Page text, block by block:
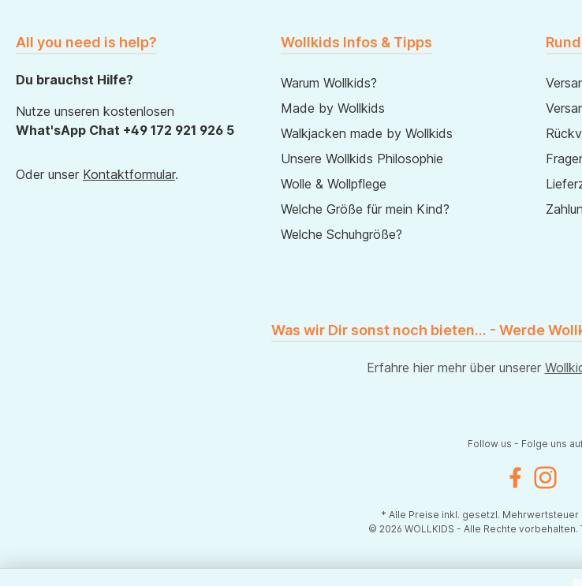
All you need is help?
Du brauchst Hilfe?
Nutze unseren kostenlosen
What'sApp Chat +49 172 921 926 5
Oder unser Kontaktformular.
Wollkids Infos & Tipps
Warum Wollkids?
Made by Wollkids
Walkjacken made by Wollkids
Unsere Wollkids Philosophie
Wolle & Wollpflege
Welche Größe für mein Kind?
Welche Schuhgröße?
Was wir Dir sonst noch bieten... - Werde
Erfahre hier mehr über unserer
Follow us - Folge uns
FacebookInstagram
* Alle Preise inkl. gesetzl. Mehrwertsteuer
© 2026 WOLLKIDS - Alle Rechte vorbehalten.